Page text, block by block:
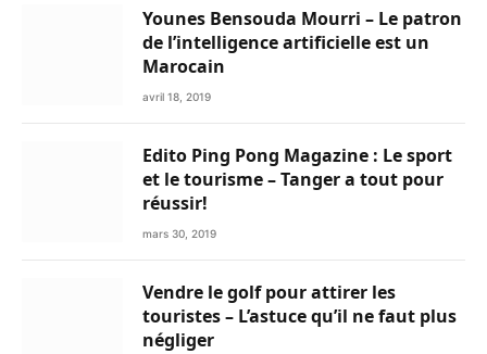
Younes Bensouda Mourri – Le patron
de l’intelligence artificielle est un
Marocain
avril 18, 2019
Edito Ping Pong Magazine : Le sport
et le tourisme – Tanger a tout pour
réussir!
mars 30, 2019
Vendre le golf pour attirer les
touristes – L’astuce qu’il ne faut plus
négliger